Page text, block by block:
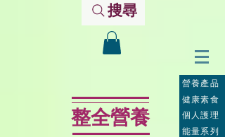
搜尋
整全營養
營養產品
個人護理
能量系列
健康素食